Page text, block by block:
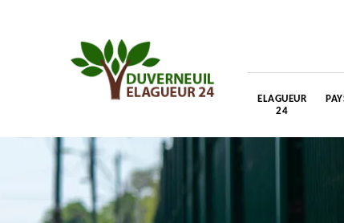
ELAGUEUR
24